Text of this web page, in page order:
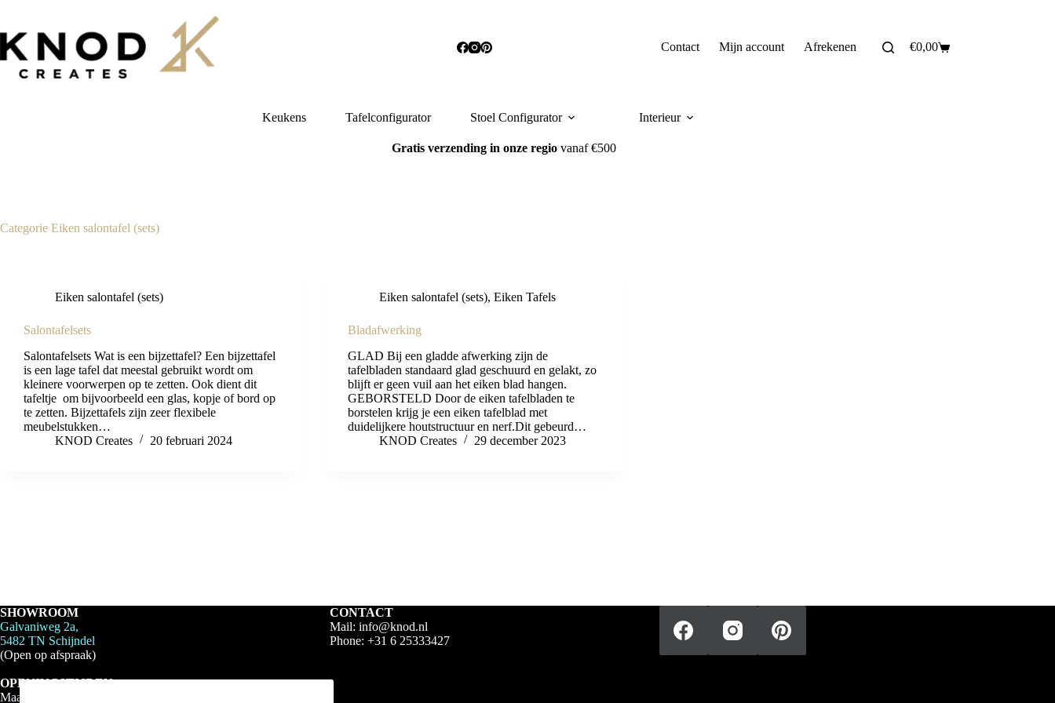
de
inhoud
Contact Mijn account Afrekenen Winkelwagen
€0,00
Keukens Tafelconfigurator Stoel Configurator Interieur
Gratis verzending in onze regio vanaf €500
Categorie Eiken salontafel (sets)
Eiken salontafel (sets)
Salontafelsets
Salontafelsets Wat is een bijzettafel? Een bijzettafel
is een lage tafel dat meestal gebruikt wordt om
kleinere voorwerpen op te zetten. Ook dient dit
tafeltje om bijvoorbeeld een glas, kopje of bord op
te zetten. Bijzettafels zijn zeer flexibele
meubelstukken…
KNOD Creates
20 februari 2024
Eiken salontafel (sets),Eiken Tafels
Bladafwerking
GLAD Bij een gladde afwerking zijn de
tafelbladen standaard glad geschuurd en gelakt, zo
blijft er geen vuil aan het eiken blad hangen.
GEBORSTELD Door de eiken tafelbladen te
borstelen krijg je een eiken tafelblad met
duidelijkere houtstructuur en nerf.Dit gebeurd…
KNOD Creates
29 december 2023
SHOWROOM
Galvaniweg 2a,
5482 TN Schijndel
(Open op afspraak)
OPENINGSTIJDEN
Maandag - vrijdag 08:00 - 16:00
CONTACT
Mail: info@knod.nl
Phone: +31 6 25333427